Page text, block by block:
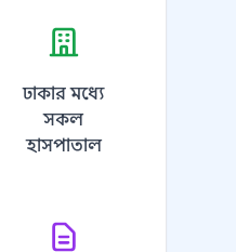
ঢাকার মধ্যে
সকল
হাসপাতাল